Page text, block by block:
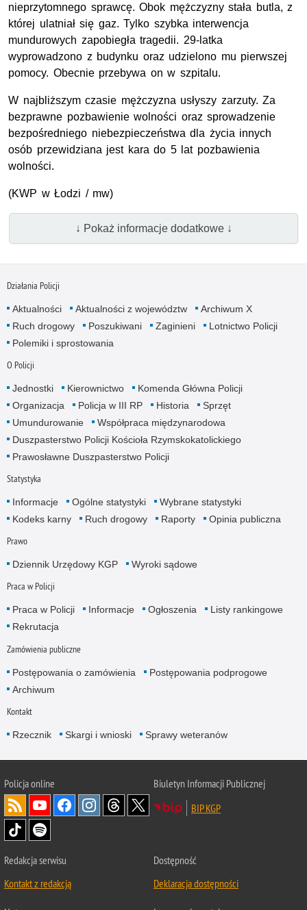
nieprzytomnego sprawcę. Obok mężczyzny stała butla, z
której ulatniał się gaz. Tylko szybka interwencja
mundurowych zapobiegła tragedii. 29-latka
wyprowadzono z budynku oraz udzielono mu pierwszej
pomocy. Obecnie przebywa on w szpitalu.
W najbliższym czasie mężczyzna usłyszy zarzuty. Za
bezprawne pozbawienie wolności oraz sprowadzenie
bezpośredniego niebezpieczeństwa dla życia innych
osób przewidziana jest kara do 5 lat pozbawienia
wolności.
(KWP w Łodzi / mw)
↓ Pokaż informacje dodatkowe ↓
Działania Policji
Aktualności Aktualności z województw
Archiwum X
Ruch drogowy
Poszukiwani Zaginieni
Lotnictwo Policji
Polemiki i sprostowania
O Policji
Jednostki Kierownictwo
Komenda Główna Policji
Organizacja
Policja w III RP Historia
Sprzęt
Umundurowanie
Współpraca międzynarodowa
Duszpasterstwo Policji Kościoła Rzymskokatolickiego
Prawosławne Duszpasterstwo Policji
Statystyka
Informacje Ogólne statystyki
Wybrane statystyki
Kodeks karny
Ruch drogowy Raporty Opinia publiczna
Prawo
Dziennik Urzędowy KGP Wyroki sądowe
Praca w Policji
Praca w Policji Informacje Ogłoszenia
Listy rankingowe
Rekrutacja
Zamówienia publiczne
Postępowania o zamówienia
Postępowania podprogowe
Archiwum
Kontakt
Rzecznik Skargi i wnioski Sprawy weteranów
Policjaonline
Biuletyn Informacji Publicznej
BIP KGP
Redakcja serwisu
Kontakt z redakcją
Dostępność
Deklaracja dostępności